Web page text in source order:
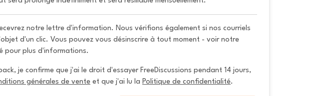
notre lettre d'information. Nous vérifions également si nos courriels
d'un clic. Vous pouvez vous désinscrire à tout moment - voir notre
pour plus d'informations.
je confirme que j'ai le droit d'essayer FreeDiscussions pendant 14 jours,
générales de vente et que j'ai lu la Politique de confidentialité.